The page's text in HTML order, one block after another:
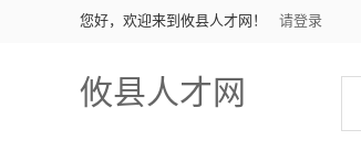
您好，欢迎来到攸县人才网！ 请登录
攸县人才网